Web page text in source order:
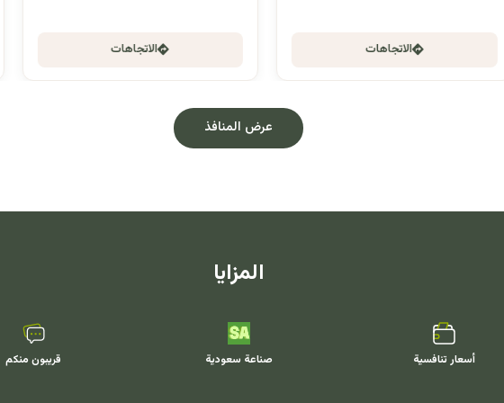
الاتجاهات الاتجاهات
عرض المنافذ
المزايا
أسعار تنافسية صناعة سعودية قريبون منكم